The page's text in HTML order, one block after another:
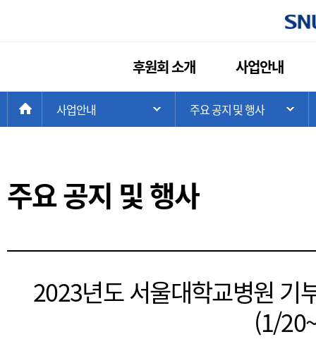
후원회 소개 사업안내
HOME
사업안내 주 메뉴 목록 열기
주요 공지 및 행사
주요 공지 및 행사
2023년도 서울대학교병원 기
(1/